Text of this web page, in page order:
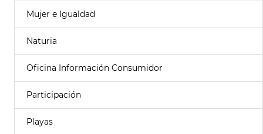
Mujer e Igualdad
Naturia
Oficina Información Consumidor
Participación
Playas